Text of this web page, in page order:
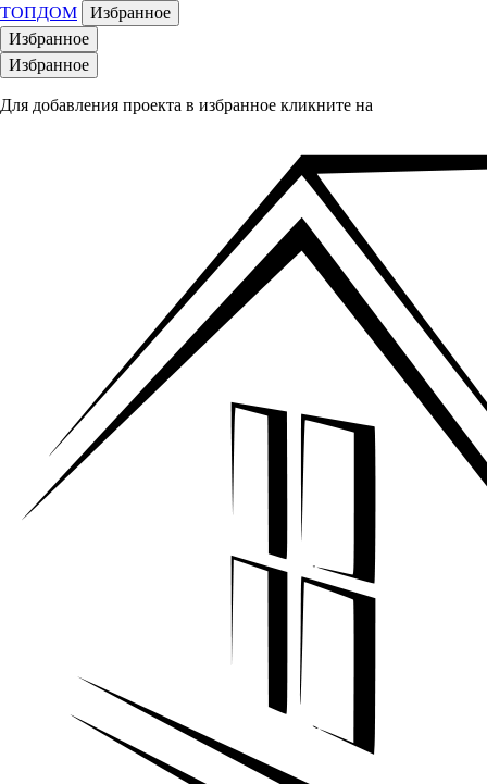
ТОПДОМ
Избранное
Избранное
Избранное
Для добавления проекта в избранное кликните на